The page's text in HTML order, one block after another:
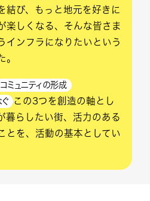
結び、もっと地元を好きに
楽しくなる、そんな皆さま
インフラになりたいという
ミュニティの形成
この3つを創造の軸とし
暮らしたい街、活力のある
とを、活動の基本としてい